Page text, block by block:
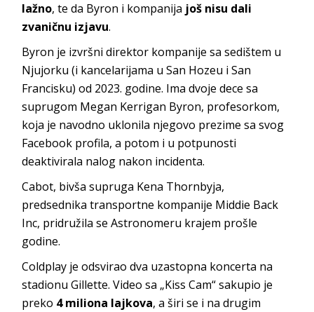
lažno, te da Byron i kompanija još nisu dali
zvaničnu izjavu.
Byron je izvršni direktor kompanije sa sedištem u
Njujorku (i kancelarijama u San Hozeu i San
Francisku) od 2023. godine. Ima dvoje dece sa
suprugom Megan Kerrigan Byron, profesorkom,
koja je navodno uklonila njegovo prezime sa svog
Facebook profila, a potom i u potpunosti
deaktivirala nalog nakon incidenta.
Cabot, bivša supruga Kena Thornbyja,
predsednika transportne kompanije Middie Back
Inc, pridružila se Astronomeru krajem prošle
godine.
Coldplay je odsvirao dva uzastopna koncerta na
stadionu Gillette. Video sa „Kiss Cam“ sakupio je
preko 4 miliona lajkova, a širi se i na drugim